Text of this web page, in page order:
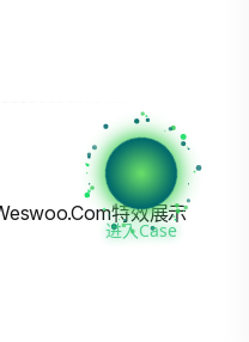
进入Case
特效展示